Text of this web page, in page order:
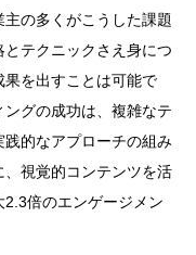
の多くがこうした課題
テクニックさえ身につ
を出すことは可能で
グの成功は、複雑なテ
的なアプローチの組み
視覚的コンテンツを活
倍のエンゲージメン